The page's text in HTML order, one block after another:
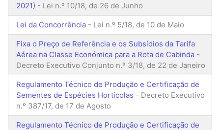
2021) - Lei n.º 10/18, de 26 de Junho
Lei da Concorrência - Lei n.º 5/18, de 10 de Maio
Fixa o Preço de Referência e os Subsídios da Tarifa
Aérea na Classe Económica para a Rota de Cabinda -
Decreto Executivo Conjunto n.º 3/18, de 22 de Janeiro
Regulamento Técnico de Produção e Certificação de
Sementes de Espécies Hortícolas - Decreto Executivo
n.º 387/17, de 17 de Agosto
Regulamento Técnico de Produção e Certificação de